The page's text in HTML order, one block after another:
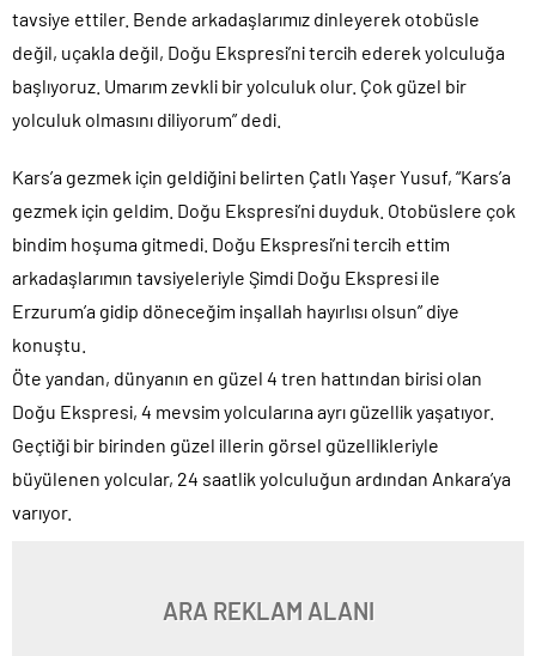
tavsiye ettiler. Bende arkadaşlarımız dinleyerek otobüsle
değil, uçakla değil, Doğu Ekspresi’ni tercih ederek yolculuğa
başlıyoruz. Umarım zevkli bir yolculuk olur. Çok güzel bir
yolculuk olmasını diliyorum” dedi.
Kars’a gezmek için geldiğini belirten Çatlı Yaşer Yusuf, “Kars’a
gezmek için geldim. Doğu Ekspresi’ni duyduk. Otobüslere çok
bindim hoşuma gitmedi. Doğu Ekspresi’ni tercih ettim
arkadaşlarımın tavsiyeleriyle Şimdi Doğu Ekspresi ile
Erzurum’a gidip döneceğim inşallah hayırlısı olsun” diye
konuştu.
Öte yandan, dünyanın en güzel 4 tren hattından birisi olan
Doğu Ekspresi, 4 mevsim yolcularına ayrı güzellik yaşatıyor.
Geçtiği bir birinden güzel illerin görsel güzellikleriyle
büyülenen yolcular, 24 saatlik yolculuğun ardından Ankara’ya
varıyor.
ARA REKLAM ALANI